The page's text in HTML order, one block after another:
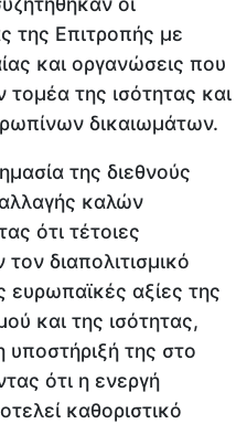
της Επιτροπής με
και οργανώσεις που
τομέα της ισότητας και
δικαιωμάτων.
της διεθνούς
καλών
ότι τέτοιες
διαπολιτισμικό
ευρωπαϊκές αξίες της
και της ισότητας,
της στο
ότι η ενεργή
καθοριστικό